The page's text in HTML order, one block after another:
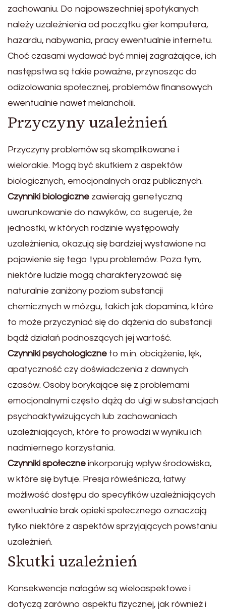
zachowaniu. Do najpowszechniej spotykanych
należy uzależnienia od początku gier komputera,
hazardu, nabywania, pracy ewentualnie internetu.
Choć czasami wydawać być mniej zagrażające, ich
następstwa są takie poważne, przynosząc do
odizolowania społecznej, problemów finansowych
ewentualnie nawet melancholii.
Przyczyny uzależnień
Przyczyny problemów są skomplikowane i
wielorakie. Mogą być skutkiem z aspektów
biologicznych, emocjonalnych oraz publicznych.
Czynniki biologiczne zawierają genetyczną
uwarunkowanie do nawyków, co sugeruje, że
jednostki, w których rodzinie występowały
uzależnienia, okazują się bardziej wystawione na
pojawienie się tego typu problemów. Poza tym,
niektóre ludzie mogą charakteryzować się
naturalnie zaniżony poziom substancji
chemicznych w mózgu, takich jak dopamina, które
to może przyczyniać się do dążenia do substancji
bądź działań podnoszących jej wartość.
Czynniki psychologiczne to m.in. obciążenie, lęk,
apatyczność czy doświadczenia z dawnych
czasów. Osoby borykające się z problemami
emocjonalnymi często dążą do ulgi w substancjach
psychoaktywizujących lub zachowaniach
uzależniających, które to prowadzi w wyniku ich
nadmiernego korzystania.
Czynniki społeczne inkorporują wpływ środowiska,
w które się bytuje. Presja rówieśnicza, łatwy
możliwość dostępu do specyfików uzależniających
ewentualnie brak opieki społecznego oznaczają
tylko niektóre z aspektów sprzyjających powstaniu
uzależnień.
Skutki uzależnień
Konsekwencje nałogów są wieloaspektowe i
dotyczą zarówno aspektu fizycznej, jak również i